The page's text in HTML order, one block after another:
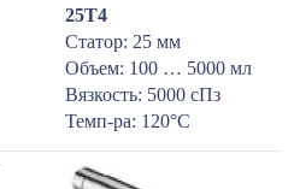
25Т4
Статор: 25 мм
Объем: 100 … 5000 мл
Вязкость: 5000 сПз
Темп-ра: 120°С